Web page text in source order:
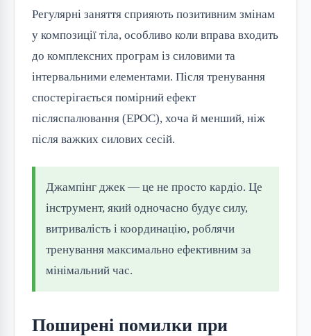
Регулярні заняття сприяють позитивним змінам
у композиції тіла, особливо коли вправа входить
до комплексних програм із силовими та
інтервальними елементами. Після тренування
спостерігається помірний ефект
післяспалювання (EPOC), хоча й менший, ніж
після важких силових сесій.
Джампінг джек — це не просто кардіо. Це
інструмент, який одночасно будує силу,
витривалість і координацію, роблячи
тренування максимально ефективним за
мінімальний час.
Поширені помилки при